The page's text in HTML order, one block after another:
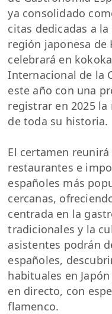
ya consolidado
citas dedicadas a
región japonesa de
celebrará en
Internacional de la
este año con una
registrar en 2025
de toda su historia.
El certamen
restaurantes e
españoles más
cercanas,
centrada en la
tradicionales y la
asistentes podrán
españoles,
habituales en
en directo, con
flamenco.